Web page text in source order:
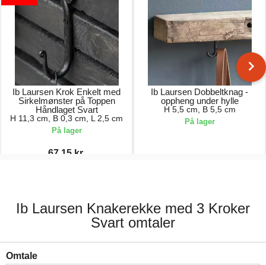
Ib Laursen Krok Enkelt med
Sirkelmønster på Toppen
Håndlaget Svart
H 11,3 cm, B 0,3 cm, L 2,5 cm
På lager
67,15 kr.
Ib Laursen Dobbeltknag -
oppheng under hylle
H 5,5 cm, B 5,5 cm
På lager
Ib Laursen Knakerekke med 3 Kroker
Svart omtaler
Omtale